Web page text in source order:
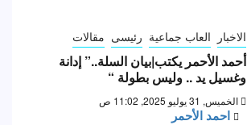
الاخبار العاب جماعية رئيسى مقالات
أحمد الأحمر يكتب|بيان السلة..” إدانة
وغسيل يد .. وليس بطولة “
الخميس, 31 يوليو 2025, 11:02 ص
احمد الأحمر